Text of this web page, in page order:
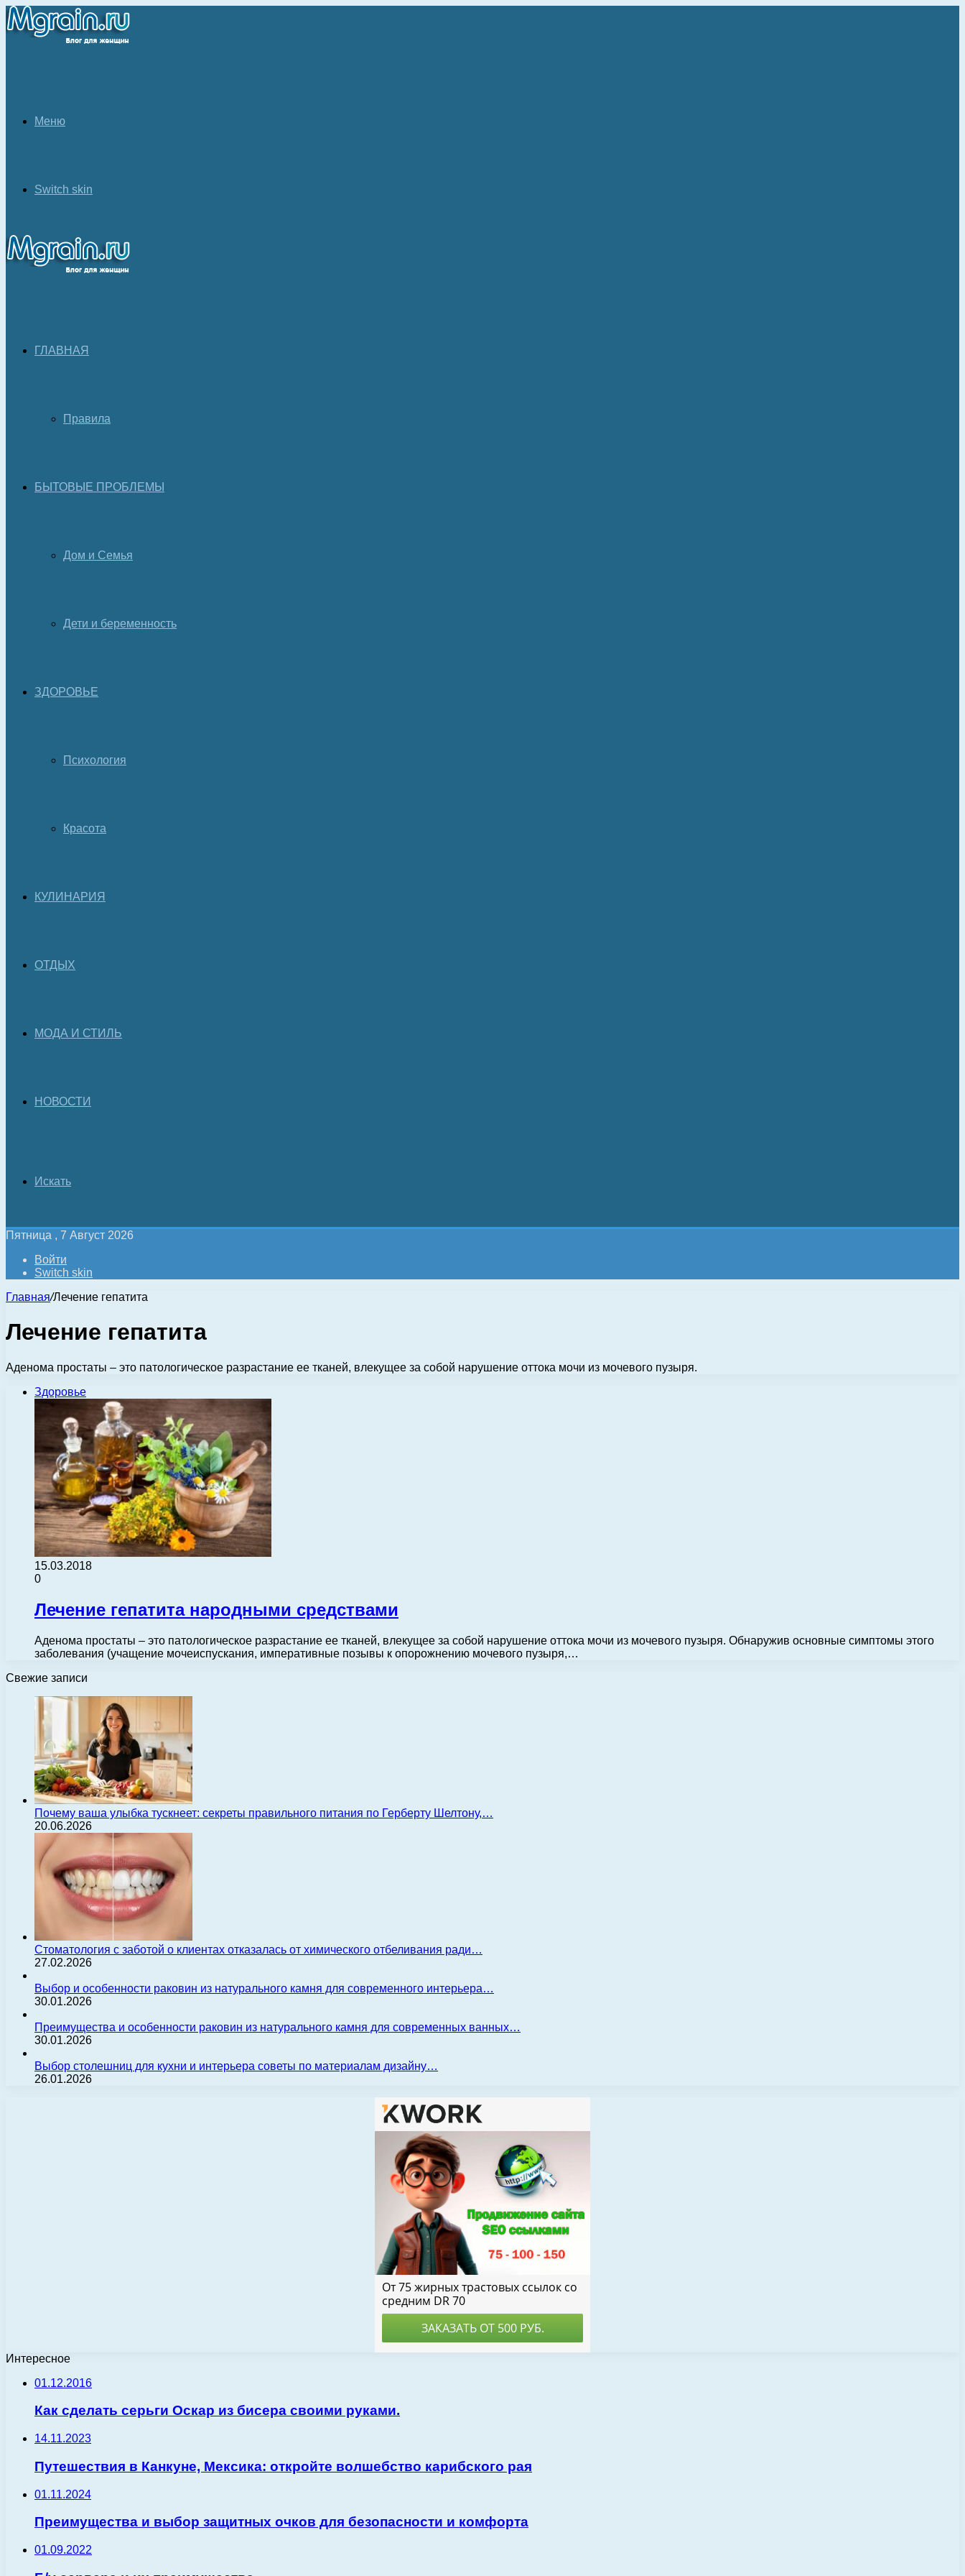
Меню
Switch skin
ГЛАВНАЯ
Правила
БЫТОВЫЕ ПРОБЛЕМЫ
Дом и Семья
Дети и беременность
ЗДОРОВЬЕ
Психология
Красота
КУЛИНАРИЯ
ОТДЫХ
МОДА И СТИЛЬ
НОВОСТИ
Искать
Пятница , 7 Август 2026
Войти
Switch skin
Главная/Лечение гепатита
Лечение гепатита
Аденома простаты – это патологическое разрастание ее тканей, влекущее за собой нарушение оттока мочи из мочевого пузыря.
Здоровье
15.03.2018
0
Лечение гепатита народными средствами
Аденома простаты – это патологическое разрастание ее тканей, влекущее за собой нарушение оттока мочи из мочевого пузыря. Обнаружив основные симптомы этого
заболевания (учащение мочеиспускания, императивные позывы к опорожнению мочевого пузыря,…
Свежие записи
Почему ваша улыбка тускнеет: секреты правильного питания по Герберту Шелтону,…
20.06.2026
Стоматология с заботой о клиентах отказалась от химического отбеливания ради…
27.02.2026
Выбор и особенности раковин из натурального камня для современного интерьера…
30.01.2026
Преимущества и особенности раковин из натурального камня для современных ванных…
30.01.2026
Выбор столешниц для кухни и интерьера советы по материалам дизайну…
26.01.2026
Интересное
01.12.2016
Как сделать серьги Оскар из бисера своими руками.
14.11.2023
Путешествия в Канкуне, Мексика: откройте волшебство карибского рая
01.11.2024
Преимущества и выбор защитных очков для безопасности и комфорта
01.09.2022